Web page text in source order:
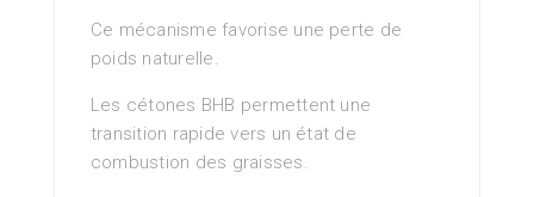
Ce mécanisme favorise une perte de
poids naturelle.
Les cétones BHB permettent une
transition rapide vers un état de
combustion des graisses.